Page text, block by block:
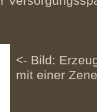
<- Bild:
mit einer